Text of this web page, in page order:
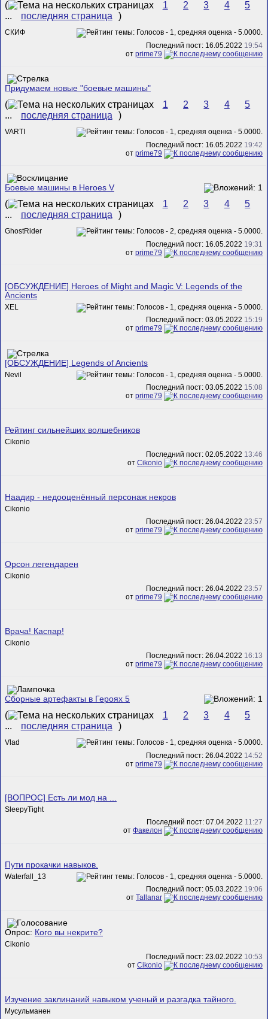
( 1 2 3 4
5
...
последняя страница )
СКИФ
Последний пост: 16.05.2022 19:54
от prime79
Придумаем новые "боевые машины"
( 1 2 3 4
5
...
последняя страница )
VARTI
Последний пост: 16.05.2022 19:42
от prime79
Боевые машины в Heroes V
( 1 2 3 4
5
...
последняя страница )
GhostRider
Последний пост: 16.05.2022 19:31
от prime79
[ОБСУЖДЕНИЕ] Heroes of Might and Magic V: Legends of the
Ancients
XEL
Последний пост: 03.05.2022 15:19
от prime79
[ОБСУЖДЕНИЕ] Legends of Ancients
Nevil
Последний пост: 03.05.2022 15:08
от prime79
Рейтинг сильнейших волшебников
Cikonio
Последний пост: 02.05.2022 13:46
от Cikonio
Наадир - недооценённый персонаж некров
Cikonio
Последний пост: 26.04.2022 23:57
от prime79
Орсон легендарен
Cikonio
Последний пост: 26.04.2022 23:57
от prime79
Врача! Каспар!
Cikonio
Последний пост: 26.04.2022 16:13
от prime79
Сборные артефакты в Героях 5
( 1 2 3 4
5
...
последняя страница )
Vlad
Последний пост: 26.04.2022 14:52
от prime79
[ВОПРОС] Есть ли мод на ...
SleepyTight
Последний пост: 07.04.2022 11:27
от Факелон
Пути прокачки навыков.
Waterfall_13
Последний пост: 05.03.2022 19:06
от Tallanar
Опрос: Кого вы некрите?
Cikonio
Последний пост: 23.02.2022 10:53
от Cikonio
Изучение заклинаний навыком ученый и разгадка тайного.
Мусульманен